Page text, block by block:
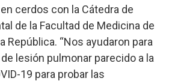
cerdos con la Cátedra de
de la Facultad de Medicina de
República. “Nos ayudaron para
lesión pulmonar parecido a la
19 para probar las